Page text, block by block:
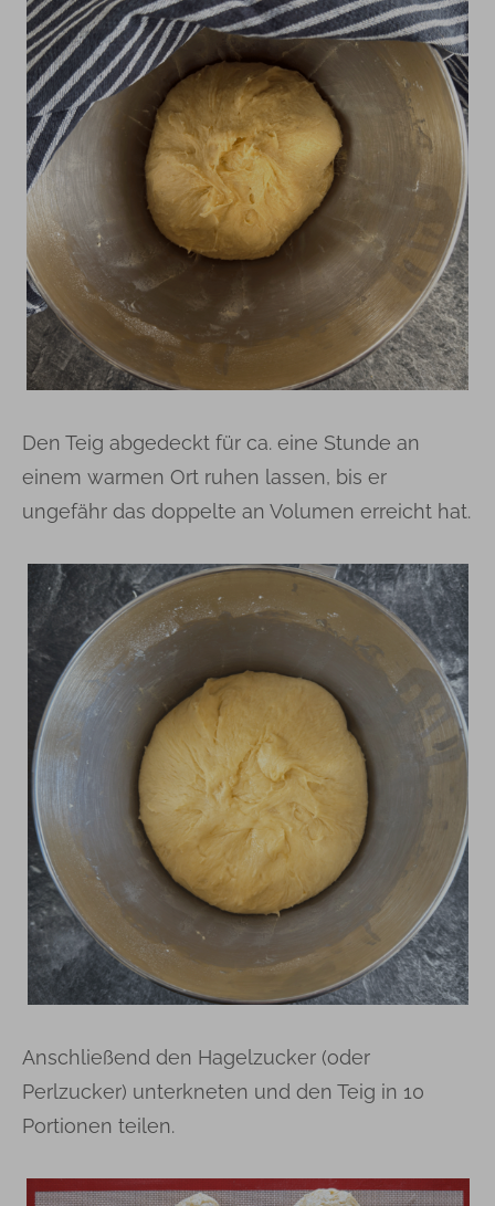
Den Teig abgedeckt für ca. eine Stunde an
einem warmen Ort ruhen lassen, bis er
ungefähr das doppelte an Volumen erreicht hat.
Anschließend den Hagelzucker (oder
Perlzucker) unterkneten und den Teig in 10
Portionen teilen.